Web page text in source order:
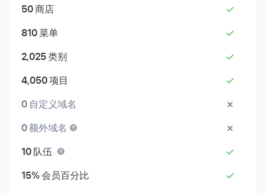
50商店
810菜单
2,025类别
4,050项目
0 自定义域名
0额外域名
10 队伍
15% 会员百分比